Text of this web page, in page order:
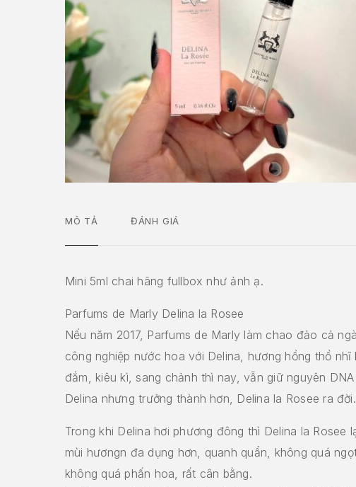
MÔ TẢ ĐÁNH GIÁ
Mini 5ml chai hãng fullbox như ảnh ạ.
Parfums de Marly Delina la Rosee
Nếu năm 2017, Parfums de Marly làm chao đảo cả
công nghiệp nước hoa với Delina, hương hồng thổ nhĩ
đắm, kiêu kì, sang chảnh thì nay, vẫn giữ nguyên
Delina nhưng trưởng thành hơn, Delina la Rosee ra đời.
Trong khi Delina hơi phương đông thì Delina la Rosee
mùi hươngn đa dụng hơn, quanh quẩn, không quá
không quá phấn hoa, rất cân bằng.